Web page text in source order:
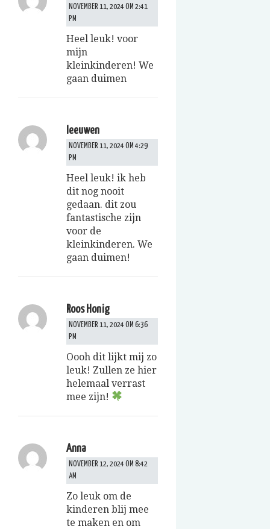
NOVEMBER 11, 2024 OM 2:41
PM
Heel leuk! voor
mijn
kleinkinderen! We
gaan duimen
leeuwen
NOVEMBER 11, 2024 OM 4:29
PM
Heel leuk! ik heb
dit nog nooit
gedaan. dit zou
fantastische zijn
voor de
kleinkinderen. We
gaan duimen!
Roos Honig
NOVEMBER 11, 2024 OM 6:36
PM
Oooh dit lijkt mij zo
leuk! Zullen ze hier
helemaal verrast
mee zijn!
Anna
NOVEMBER 12, 2024 OM 8:42
AM
Zo leuk om de
kinderen blij mee
te maken en om